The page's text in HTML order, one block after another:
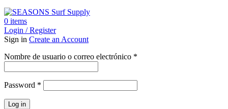
0 items
Login / Register
Sign in Create an Account
Nombre de usuario o correo electrónico *
Password *
Log in